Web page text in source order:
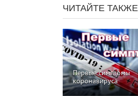
ЧИТАЙТЕ ТАКЖЕ
Первые симптомы
коронавируса